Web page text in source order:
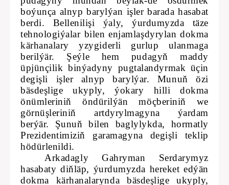
boýunça alnyp barylýan işler barada hasabat
berdi. Bellenilişi ýaly, ýurdumyzda täze
tehnologiýalar bilen enjamlaşdyrylan dokma
kärhanalary yzygiderli gurlup ulanmaga
berilýär. Şeýle hem pudagyň maddy
üpjünçilik binýadyny pugtalandyrmak üçin
degişli işler alnyp barylýar. Munuň özi
bäsdeşlige ukyply, ýokary hilli dokma
önümleriniň öndürilýän möçberiniň we
görnüşleriniň artdyrylmagyna ýardam
berýär. Şunuň bilen baglylykda, hormatly
Prezidentimiziň garamagyna degişli teklip
hödürlenildi.
Arkadagly Gahryman Serdarymyz
hasabaty diňläp, ýurdumyzda hereket edýän
dokma kärhanalarynda bäsdeşlige ukyply,